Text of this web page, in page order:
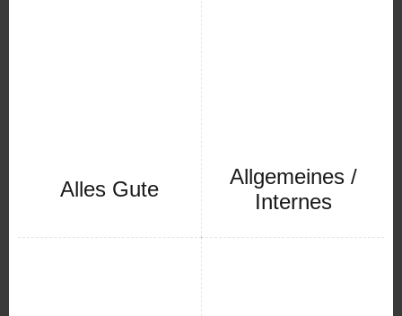
Alles Gute
Allgemeines /
Internes